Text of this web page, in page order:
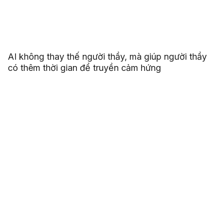
AI không thay thế người thầy, mà giúp người thầy
có thêm thời gian để truyền cảm hứng